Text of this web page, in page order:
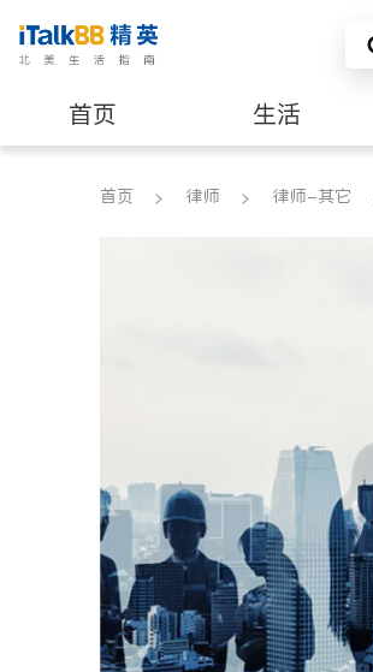
首页 生活
养老 非盈利组织
首页 律师 律师-其它